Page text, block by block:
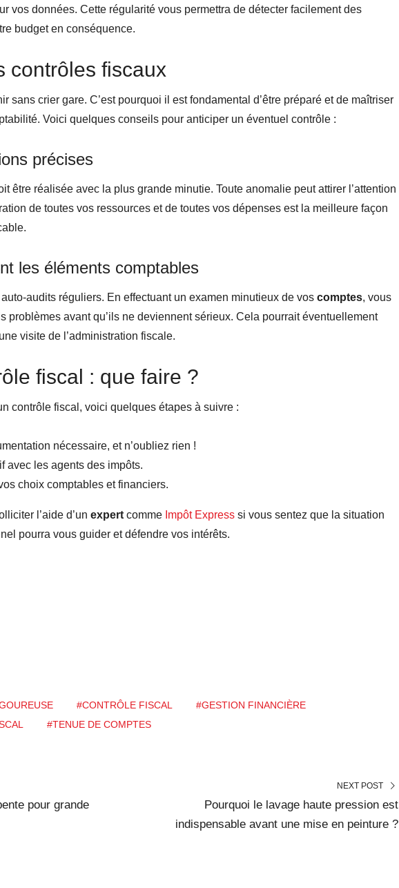
vos données. Cette régularité vous permettra de détecter facilement des
budget en conséquence.
contrôles fiscaux
sans crier gare. C’est pourquoi il est fondamental d’être préparé et de maîtriser
Voici quelques conseils pour anticiper un éventuel contrôle :
précises
être réalisée avec la plus grande minutie. Toute anomalie peut attirer l’attention
de toutes vos ressources et de toutes vos dépenses est la meilleure façon
les éléments comptables
auto-audits réguliers. En effectuant un examen minutieux de vos comptes, vous
problèmes avant qu’ils ne deviennent sérieux. Cela pourrait éventuellement
visite de l’administration fiscale.
fiscal : que faire ?
contrôle fiscal, voici quelques étapes à suivre :
nécessaire, et n’oubliez rien !
avec les agents des impôts.
choix comptables et financiers.
l’aide d’un expert comme Impôt Express si vous sentez que la situation
pourra vous guider et défendre vos intérêts.
#CONTRÔLE FISCAL
#GESTION FINANCIÈRE
#TENUE DE COMPTES
pour grande
NEXT POST
Pourquoi le lavage haute pression est
indispensable avant une mise en peinture ?